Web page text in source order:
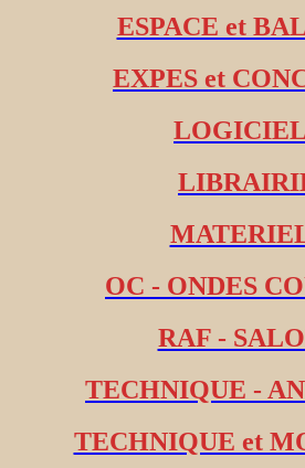
ESPACE et
EXPES et
OC - ONDES
RAF -
TECHNIQUE -
TECHNIQUE et